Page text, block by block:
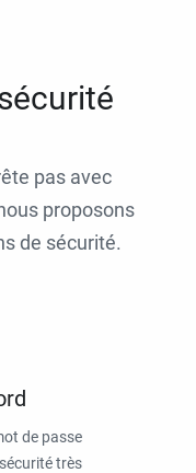
pas avec
proposons
de sécurité.
de passe
très